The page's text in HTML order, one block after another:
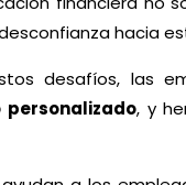
hacia
desafíos, las
personalizado, y